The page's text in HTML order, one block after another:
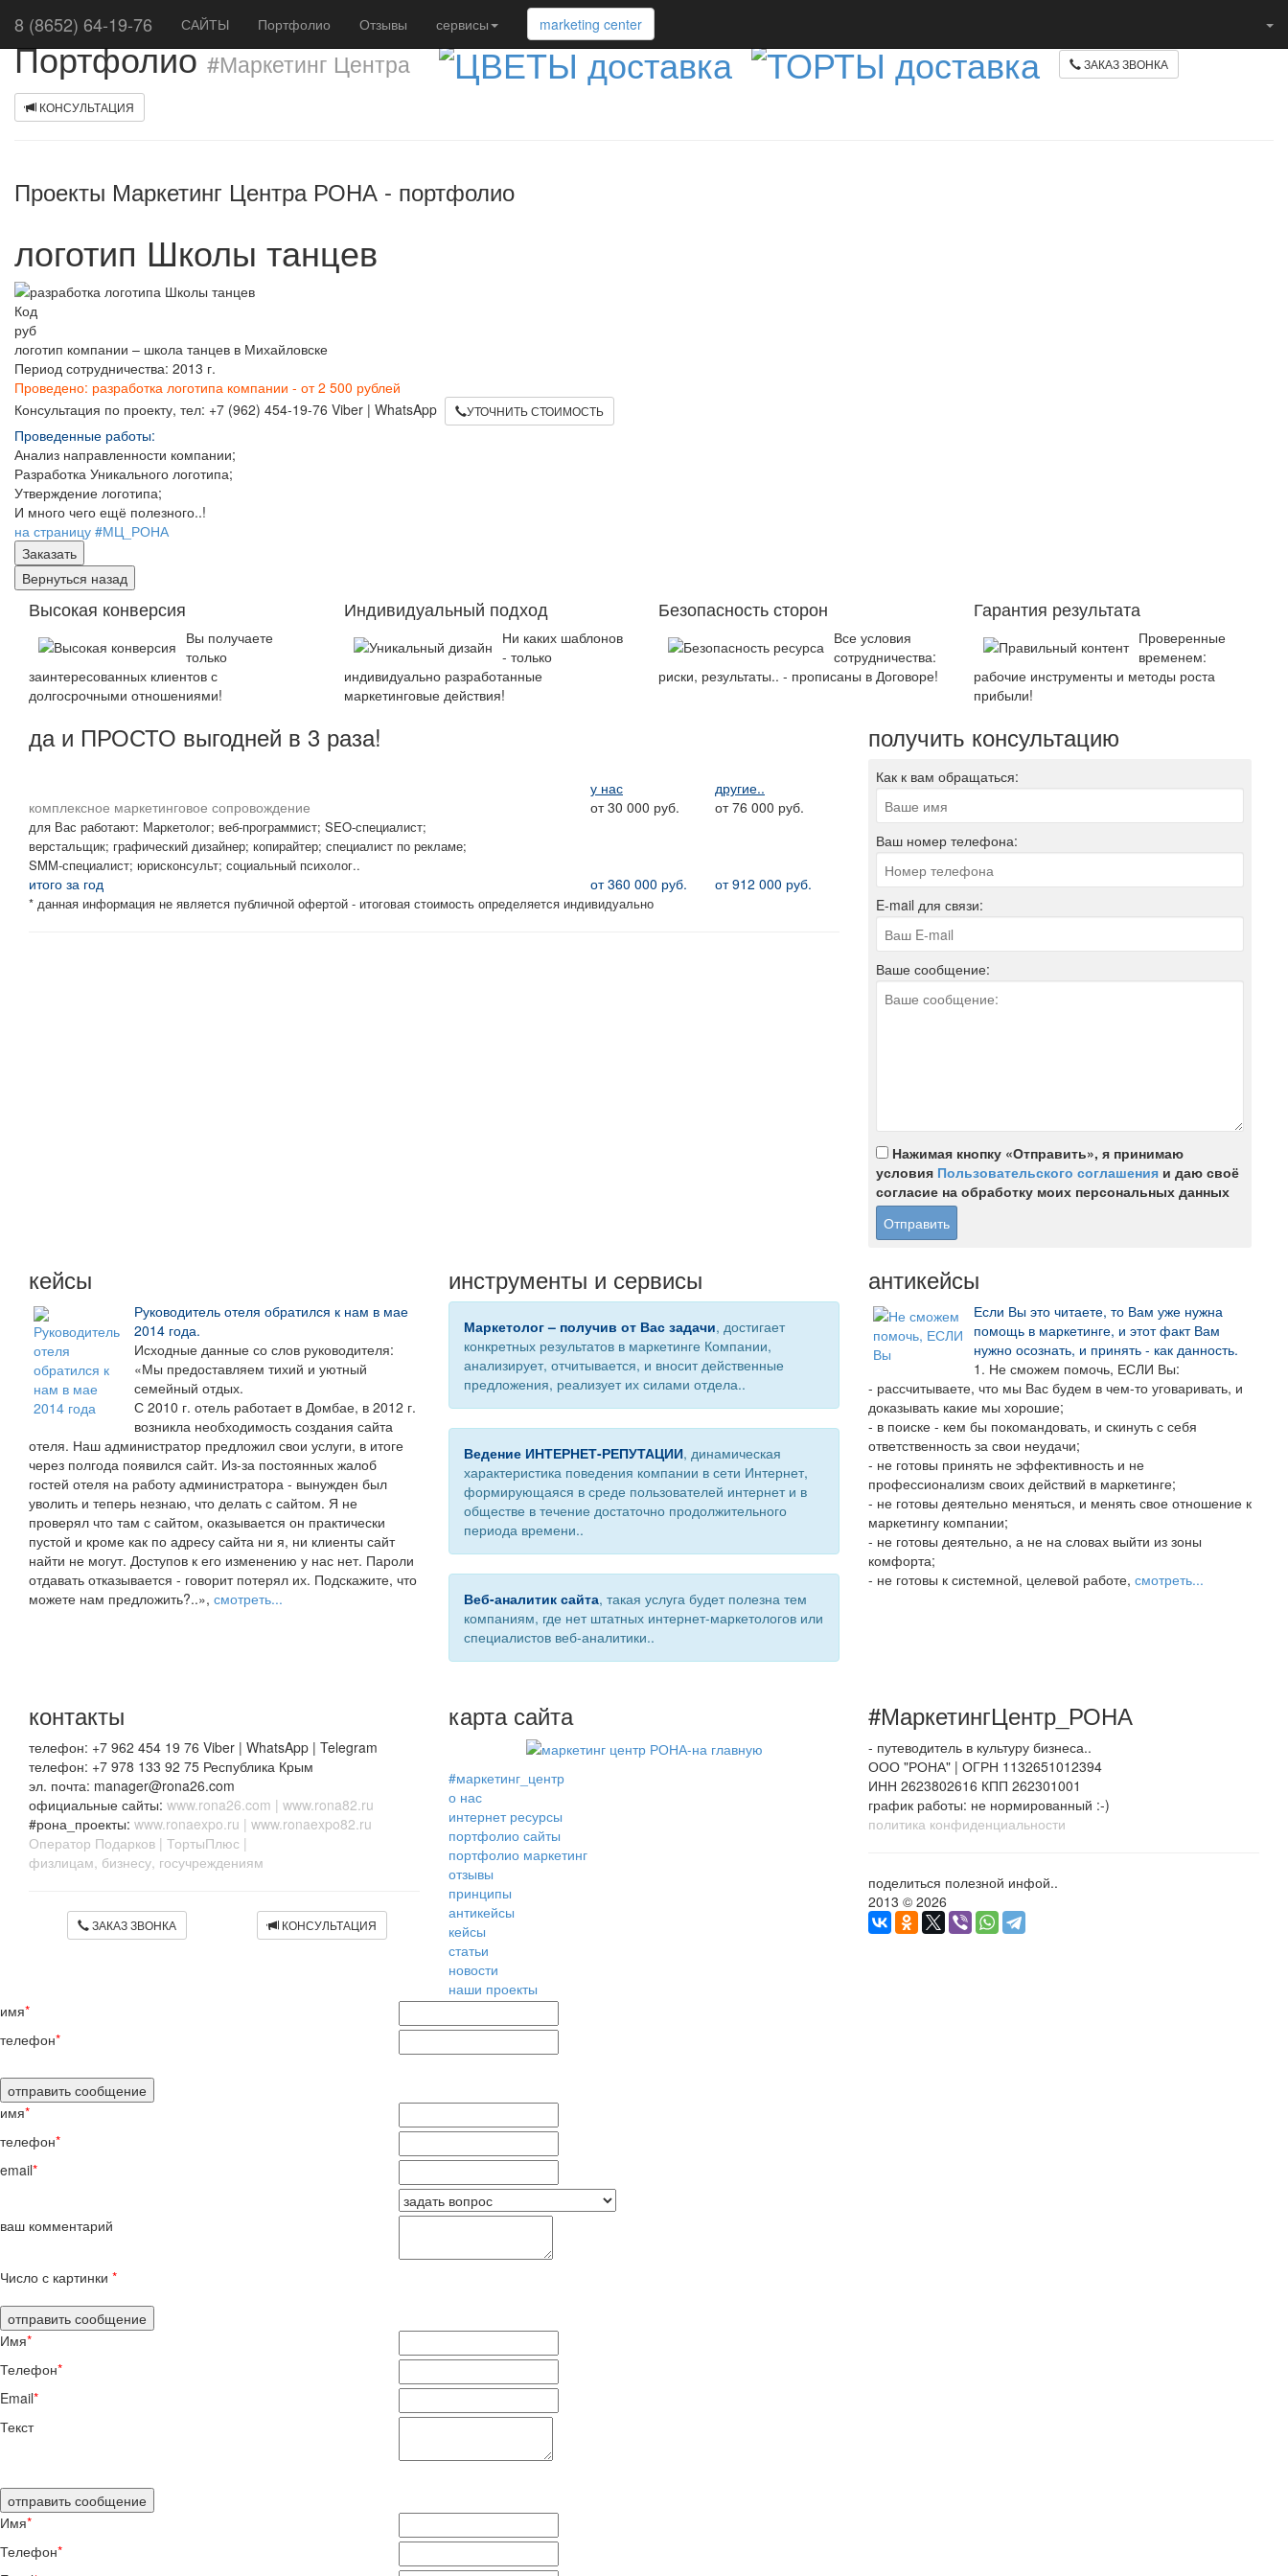
8 (8652) 64-19-76 САЙТЫ Портфолио Отзывы сервисы marketing center
Портфолио#Маркетинг Центра ЗАКАЗ ЗВОНКА
КОНСУЛЬТАЦИЯ
Проекты Маркетинг Центра РОНА - портфолио
логотип Школы танцев
Код
руб
логотип компании – школа танцев в Михайловске
Период сотрудничества: 2013 г.
Проведено: разработка логотипа компании - от 2 500 рублей
Консультация по проекту, тел: +7 (962) 454-19-76 Viber | WhatsApp
УТОЧНИТЬ СТОИМОСТЬ
Проведенные работы:
Анализ направленности компании;
Разработка Уникального логотипа;
Утверждение логотипа;
И много чего ещё полезного..!
на страницу #МЦ_РОНА
Высокая конверсия
Вы получаете
только
заинтересованных клиентов с
долгосрочными отношениями!
Индивидуальный подход
Ни каких шаблонов
- только
индивидуально разработанные
маркетинговые действия!
Безопасность сторон
Все условия
сотрудничества:
риски, результаты.. - прописаны в Договоре!
Гарантия результата
Проверенные
временем:
рабочие инструменты и методы роста
прибыли!
да и ПРОСТО выгодней в 3 раза!
у нас
другие..
комплексное маркетинговое сопровождение
для Вас работают: Маркетолог; веб-программист; SEO-специалист;
верстальщик; графический дизайнер; копирайтер; специалист по рекламе;
SMM-специалист; юрисконсульт; социальный психолог..
от 30 000 руб. от 76 000 руб.
итого за год от 360 000 руб. от 912 000 руб.
* данная информация не является публичной офертой - итоговая стоимость определяется индивидуально
получить консультацию
Как к вам обращаться:
Ваш номер телефона:
E-mail для связи:
Ваше сообщение:
Нажимая кнопку «Отправить», я принимаю
условия Пользовательского соглашения и даю своё
согласие на обработку моих персональных данных
кейсы
Руководитель отеля обратился к нам в мае
2014 года.
Исходные данные со слов руководителя:
«Мы предоставляем тихий и уютный
семейный отдых.
С 2010 г. отель работает в Домбае, в 2012 г.
возникла необходимость создания сайта
отеля. Наш администратор предложил свои услуги, в итоге
через полгода появился сайт. Из-за постоянных жалоб
гостей отеля на работу администратора - вынужден был
уволить и теперь незнаю, что делать с сайтом. Я не
проверял что там с сайтом, оказывается он практически
пустой и кроме как по адресу сайта ни я, ни клиенты сайт
найти не могут. Доступов к его изменению у нас нет. Пароли
отдавать отказывается - говорит потерял их. Подскажите, что
можете нам предложить?..», смотреть...
инструменты и сервисы
Маркетолог – получив от Вас задачи, достигает
конкретных результатов в маркетинге Компании,
анализирует, отчитывается, и вносит действенные
предложения, реализует их силами отдела..
Ведение ИНТЕРНЕТ-РЕПУТАЦИИ, динамическая
характеристика поведения компании в сети Интернет,
формирующаяся в среде пользователей интернет и в
обществе в течение достаточно продолжительного
периода времени..
Веб-аналитик сайта, такая услуга будет полезна тем
компаниям, где нет штатных интернет-маркетологов или
специалистов веб-аналитики..
антикейсы
Если Вы это читаете, то Вам уже нужна
помощь в маркетинге, и этот факт Вам
нужно осознать, и принять - как данность.
1. Не сможем помочь, ЕСЛИ Вы:
- рассчитываете, что мы Вас будем в чем-то уговаривать, и
доказывать какие мы хорошие;
- в поиске - кем бы покомандовать, и скинуть с себя
ответственность за свои неудачи;
- не готовы принять не эффективность и не
профессионализм своих действий в маркетинге;
- не готовы деятельно меняться, и менять свое отношение к
маркетингу компании;
- не готовы деятельно, а не на словах выйти из зоны
комфорта;
- не готовы к системной, целевой работе, смотреть...
контакты
телефон: +7 962 454 19 76 Viber | WhatsApp | Telegram
телефон: +7 978 133 92 75 Республика Крым
эл. почта: manager@rona26.com
официальные сайты: www.rona26.com | www.rona82.ru
#рона_проекты: www.ronaexpo.ru | www.ronaexpo82.ru
Оператор Подарков | ТортыПлюс |
физлицам, бизнесу, госучреждениям
ЗАКАЗ ЗВОНКА КОНСУЛЬТАЦИЯ
карта сайта
#маркетинг_центр
о нас
интернет ресурсы
портфолио сайты
портфолио маркетинг
отзывы
принципы
антикейсы
кейсы
статьи
новости
наши проекты
#МаркетингЦентр_РОНА
- путеводитель в культуру бизнеса..
ООО "РОНА" | ОГРН 1132651012394
ИНН 2623802616 КПП 262301001
график работы: не нормированный :-)
политика конфиденциальности
поделиться полезной инфой..
2013 © 2026
имя*
телефон*
имя*
телефон*
email*
ваш комментарий
Число с картинки *
Имя*
Телефон*
Email*
Текст
Имя*
Телефон*